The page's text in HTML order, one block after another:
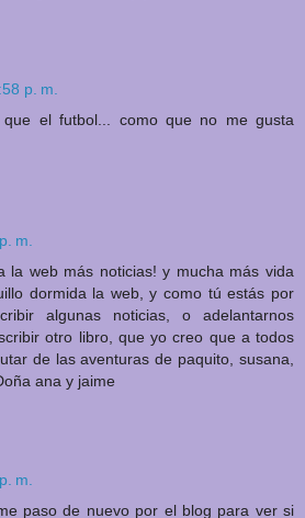
p. m.
el futbol... como que no me gusta
m.
la web más noticias! y mucha más vida
dormida la web, y como tú estás por
algunas noticias, o adelantarnos
otro libro, que yo creo que a todos
de las aventuras de paquito, susana,
ana y jaime
m.
paso de nuevo por el blog para ver si